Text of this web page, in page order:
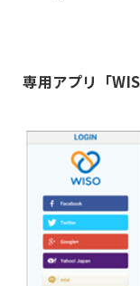
専用アプリ「